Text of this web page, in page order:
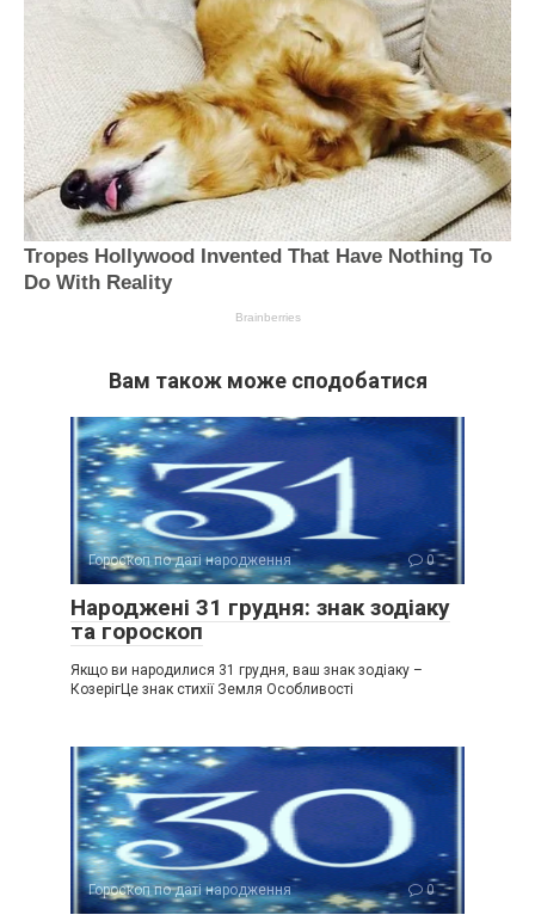
Вам також може сподобатися
Гороскоп по даті народження 0
Народжені 31 грудня: знак зодіаку
та гороскоп
Якщо ви народилися 31 грудня, ваш знак зодіаку –
КозерігЦе знак стихії Земля Особливості
Гороскоп по даті народження 0